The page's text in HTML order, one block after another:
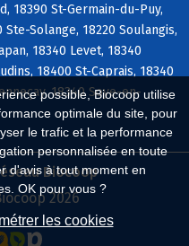
possible, Biocoop utilise
optimale du site, pour
le trafic et la performance
personnalisée en toute
d'avis à tout moment en
OK pour vous ?
les cookies
18390 St-Germain-du-Puy,
Solange, 18220 Soulangis,
18340 Levet, 18340
18400 St-Caprais, 18340
18340 Soye-en-
Biocoop
2026